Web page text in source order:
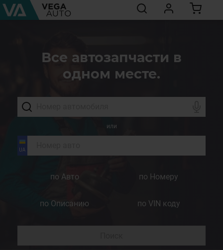
Все автозапчасти в
одном месте.
или
по Авто по Номеру
по Описанию по VIN коду